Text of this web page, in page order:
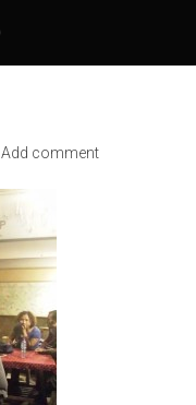
Add comment